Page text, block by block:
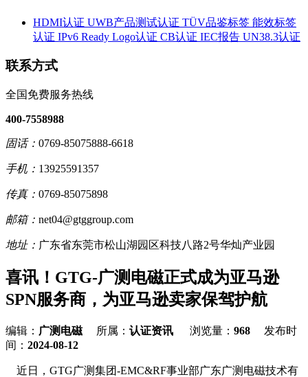
HDMI认证 UWB产品测试认证 TÜV品鉴标签 能效标签
认证 IPv6 Ready Logo认证 CB认证 IEC报告 UN38.3认证
联系方式
全国免费服务热线
400-7558988
固话： 0769-85075888-6618
手机： 13925591357
传真： 0769-85075898
邮箱： net04@gtggroup.com
地址： 广东省东莞市松山湖园区科技八路2号华灿产业园
喜讯！GTG-广测电磁正式成为亚马逊
SPN服务商，为亚马逊卖家保驾护航
编辑： 广测电磁所属： 认证资讯 浏览量： 968 发布时
间： 2024-08-12
近日，GTG广测集团-EMC&RF事业部广东广测电磁技术有